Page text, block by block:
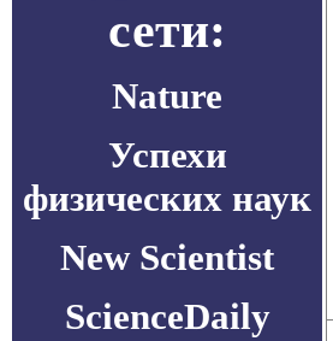
сети:
Nature
Успехи
физических наук
New Scientist
ScienceDaily